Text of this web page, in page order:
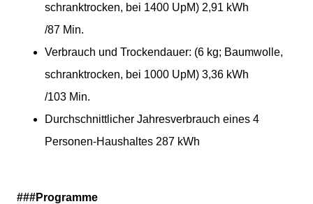
schranktrocken, bei 1400 UpM) 2,91 kWh
/87 Min.
Verbrauch und Trockendauer: (6 kg; Baumwolle,
schranktrocken, bei 1000 UpM) 3,36 kWh
/103 Min.
Durchschnittlicher Jahresverbrauch eines 4
Personen-Haushaltes 287 kWh
###Programme